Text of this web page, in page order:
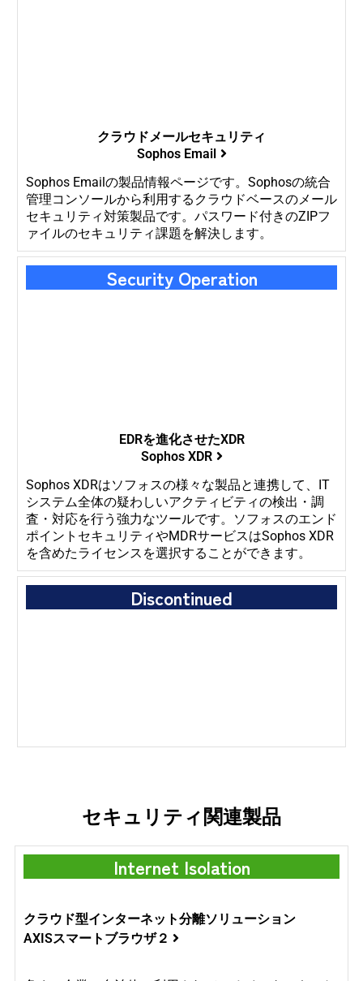
クラウドメールセキュリティ
Sophos Email
Sophos Emailの製品情報ページです。Sophosの統合
管理コンソールから利用するクラウドベースのメール
セキュリティ対策製品です。パスワード付きのZIPフ
ァイルのセキュリティ課題を解決します。
Security Operation
EDRを進化させたXDR
Sophos XDR
Sophos XDRはソフォスの様々な製品と連携して、IT
システム全体の疑わしいアクティビティの検出・調
査・対応を行う強力なツールです。ソフォスのエンド
ポイントセキュリティやMDRサービスはSophos XDR
を含めたライセンスを選択することができます。
Discontinued
セキュリティ関連製品
Internet Isolation
クラウド型インターネット分離ソリューション
AXISスマートブラウザ２